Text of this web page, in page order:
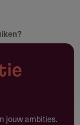
rol
kosten,
van de
jouw ambities.